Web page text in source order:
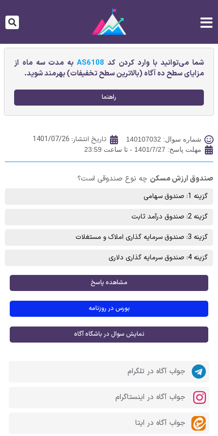
شما می‌توانید با وارد کردن کد AS6108به مدت سه ماه از
مزایای سطح ده آگاه (بالاترین سطح تخفیفات) بهرمند شوید.
راهنما
شماره سوال: 140107032 تاریخ انتشار: 1401/07/26
مهلت پاسخ: 1401/7/27 - تا ساعت 23:59
صندوق ارزش مسکن چه نوع صندوقی است؟
گزینه 1: صندوق سهامی
گزینه 2: صندوق درآمد ثابت
گزینه 3: صندوق سرمایه گذاری املاک و مستغلات
گزینه 4: صندوق سرمایه گذاری دلاری
مشاهده پاسخ
بورس در روزنامه
نمایش سوال در باشگاه آگاه
جواب آگاه در تلگرام
جواب آگاه در اینستاگرام
جواب آگاه در ایتا